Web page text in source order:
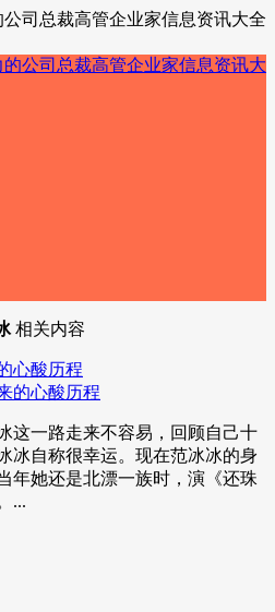
司总裁高管企业家信息资讯大全
相关内容
心酸历程
这一路走来不容易，回顾自己十
冰自称很幸运。现在范冰冰的身
年她还是北漂一族时，演《还珠
...